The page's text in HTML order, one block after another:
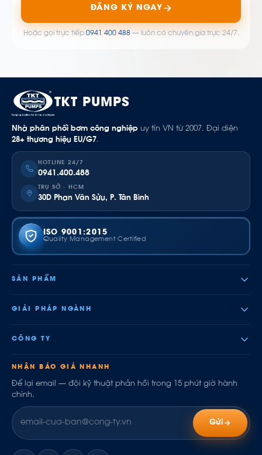
ĐĂNG KÝ NGAY
Hoặc gọi trực tiếp 0941 400 488— luôn có chuyên gia trực 24/7.
TKT PUMPS
Nhà phân phối bơm công nghiệp uy tín VN từ 2007. Đại diện
28+ thương hiệu EU/G7.
HOTLINE 24/7
0941.400.488
TRỤ SỞ · HCM
30D Phan Văn Sửu, P. Tân Bình
ISO 9001:2015
Quality Management Certified
SẢN PHẨM
GIẢI PHÁP NGÀNH
CÔNG TY
NHẬN BÁO GIÁ NHANH
Để lại email — đội kỹ thuật phản hồi trong 15 phút giờ hành
chính.
Gửi